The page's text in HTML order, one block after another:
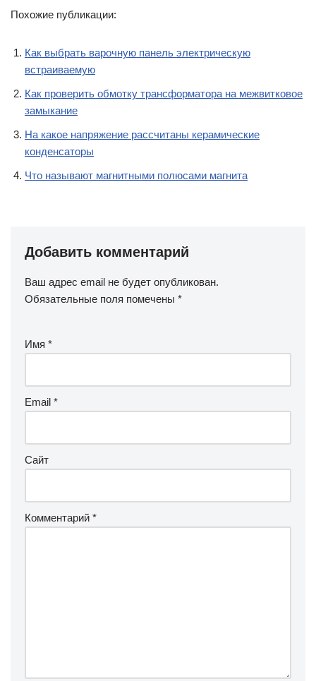
Похожие публикации:
Как выбрать варочную панель электрическую
встраиваемую
Как проверить обмотку трансформатора на межвитковое
замыкание
На какое напряжение рассчитаны керамические
конденсаторы
Что называют магнитными полюсами магнита
Добавить комментарий
Ваш адрес email не будет опубликован.
Обязательные поля помечены *
Имя *
Email *
Сайт
Комментарий *